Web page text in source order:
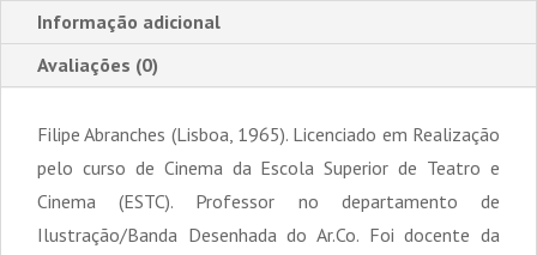
Informação adicional
Avaliações (0)
Filipe Abranches (Lisboa, 1965). Licenciado em Realização
pelo curso de Cinema da Escola Superior de Teatro e
Cinema (ESTC). Professor no departamento de
Ilustração/Banda Desenhada do Ar.Co. Foi docente da